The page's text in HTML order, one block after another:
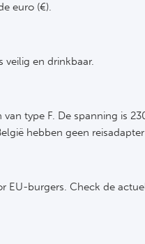
euro (€).
veilig en drinkbaar.
type F. De spanning is
hebben geen
EU-burgers. Check de